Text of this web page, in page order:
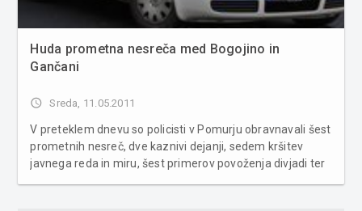
Huda prometna nesreča med Bogojino in
Gančani
access_time Sreda, 11.05.2011
V preteklem dnevu so policisti v Pomurju obravnavali šest
prometnih nesreč, dve kaznivi dejanji, sedem kršitev
javnega reda in miru, šest primerov povoženja divjadi ter